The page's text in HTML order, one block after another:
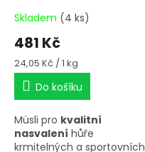
Skladem (4 ks)
481 Kč
Měrná
cena:
24,05 Kč / 1 kg
Do košíku
Müsli pro kvalitní
nasvalení hůře
krmitelných a sportovních